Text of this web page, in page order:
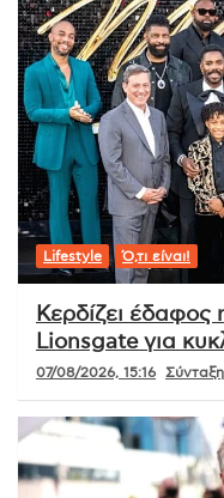
Lifestyle Ό,τι είναι!
Κερδίζει έδαφος
Lionsgate για
07/08/2026, 15:16